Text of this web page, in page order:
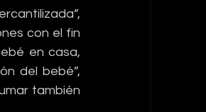
con el fin
en casa,
del bebé”,
también